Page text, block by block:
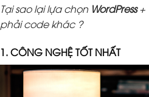
Tại sao lại lựa chọn WordPress+
phải code khác ?
1. CÔNG NGHỆ TỐT NHẤT